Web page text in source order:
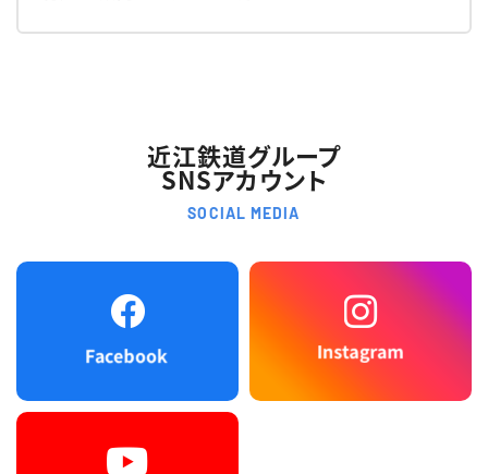
近江鉄道グループ
SNSアカウント
SOCIAL MEDIA